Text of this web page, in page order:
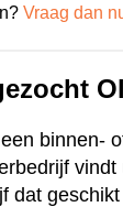
Vraag dan
binnen-
vindt
dat